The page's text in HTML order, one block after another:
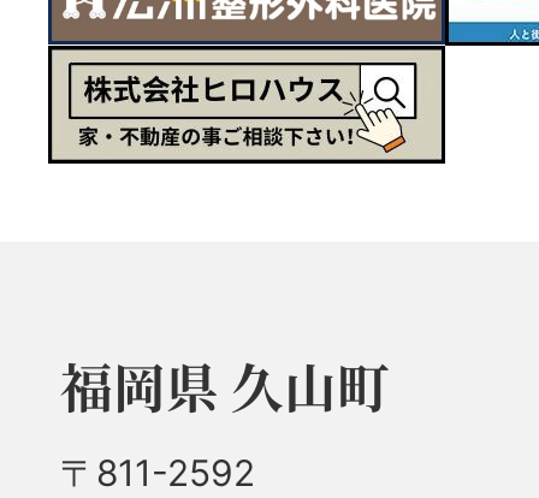
福岡県 久山町
〒811-2592